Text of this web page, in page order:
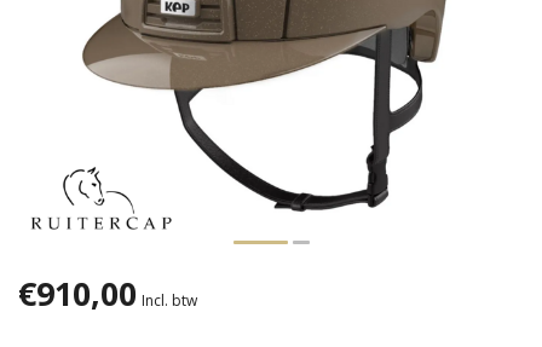
€910,00 Incl. btw